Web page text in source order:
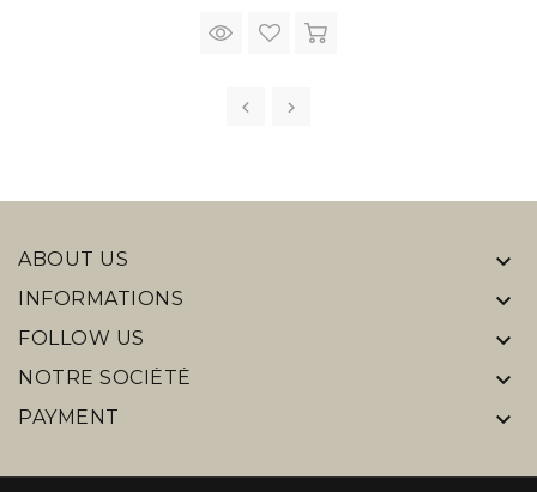
ABOUT US 
INFORMATIONS 
FOLLOW US 
NOTRE SOCIÉTÉ 
PAYMENT 